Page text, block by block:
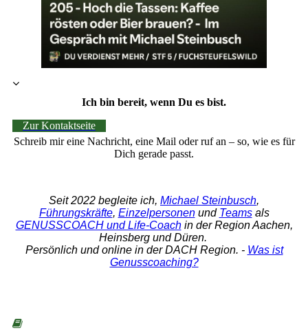
Ich bin bereit, wenn Du es bist.
Zur Kontaktseite
Schreib mir eine Nachricht, eine Mail oder ruf an – so, wie es für
Dich gerade passt.
Seit 2022 begleite ich, Michael Steinbusch,
Führungskräfte, Einzelpersonenund Teamsals
GENUSSCOACH und Life-Coachin der Region Aachen,
Heinsberg und Düren.
Persönlich und online in der DACH Region. - Was ist
Genusscoaching?